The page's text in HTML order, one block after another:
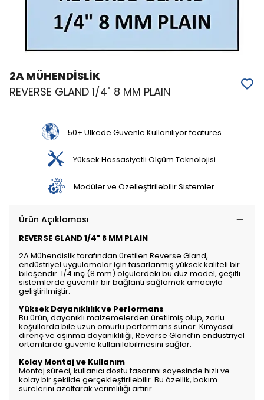
2A MÜHENDİSLİK
REVERSE GLAND 1/4" 8 MM PLAIN
50+ Ülkede Güvenle Kullanılıyor features
Yüksek Hassasiyetli Ölçüm Teknolojisi
Modüler ve Özelleştirilebilir Sistemler
Ürün Açıklaması
REVERSE GLAND 1/4" 8 MM PLAIN
2A Mühendislik tarafından üretilen Reverse Gland,
endüstriyel uygulamalar için tasarlanmış yüksek kaliteli bir
bileşendir. 1/4 inç (8 mm) ölçülerdeki bu düz model, çeşitli
sistemlerde güvenilir bir bağlantı sağlamak amacıyla
geliştirilmiştir.
Yüksek Dayanıklılık ve Performans
Bu ürün, dayanıklı malzemelerden üretilmiş olup, zorlu
koşullarda bile uzun ömürlü performans sunar. Kimyasal
direnç ve aşınma dayanıklılığı, Reverse Gland’ın endüstriyel
ortamlarda güvenle kullanılabilmesini sağlar.
Kolay Montaj ve Kullanım
Montaj süreci, kullanıcı dostu tasarımı sayesinde hızlı ve
kolay bir şekilde gerçekleştirilebilir. Bu özellik, bakım
sürelerini azaltarak verimliliği artırır.